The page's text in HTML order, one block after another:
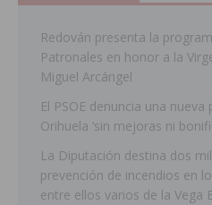
Redován presenta la
Patronales en honor a la
Miguel Arcángel
El PSOE denuncia una
Orihuela ‘sin mejoras ni
La Diputación destina dos
prevención de incendios en
entre ellos varios de la Vega